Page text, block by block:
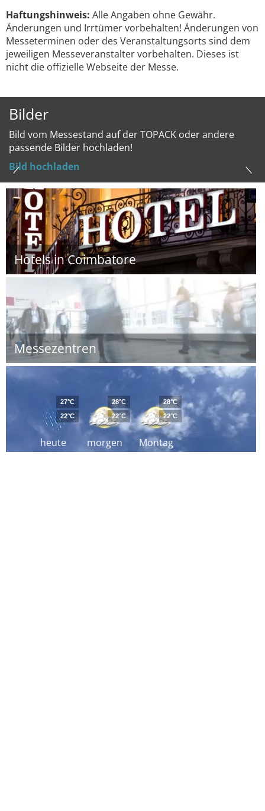
Haftungshinweis: Alle Angaben ohne Gewähr.
Änderungen und Irrtümer vorbehalten! Änderungen von
Messeterminen oder des Veranstaltungsorts sind dem
jeweiligen Messeveranstalter vorbehalten. Dieses ist
nicht die offizielle Webseite der Messe.
Bilder
Bild vom Messestand auf der TOPACK oder andere
passende Bilder hochladen!
Bild hochladen
Hotels in Coimbatore
Messezentren
heute
27°C
22°C
morgen
28°C
22°C
Montag
28°C
22°C